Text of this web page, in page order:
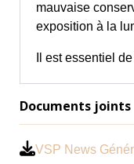
mauvaise
exposition à la
Il est essentiel de
Documents joints
VSP News